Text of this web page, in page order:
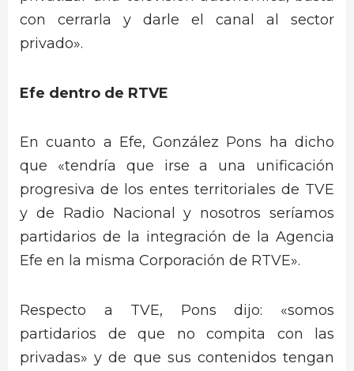
con cerrarla y darle el canal al sector
privado».
Efe dentro de RTVE
En cuanto a Efe, González Pons ha dicho
que «tendría que irse a una unificación
progresiva de los entes territoriales de TVE
y de Radio Nacional y nosotros seríamos
partidarios de la integración de la Agencia
Efe en la misma Corporación de RTVE».
Respecto a TVE, Pons dijo: «somos
partidarios de que no compita con las
privadas» y de que sus contenidos tengan